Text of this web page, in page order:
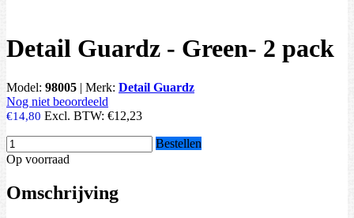
Detail Guardz - Green- 2 pack
Model: 98005 | Merk: Detail Guardz
Nog niet beoordeeld
€14,80 Excl. BTW: €12,23
Bestellen
Op voorraad
Omschrijving